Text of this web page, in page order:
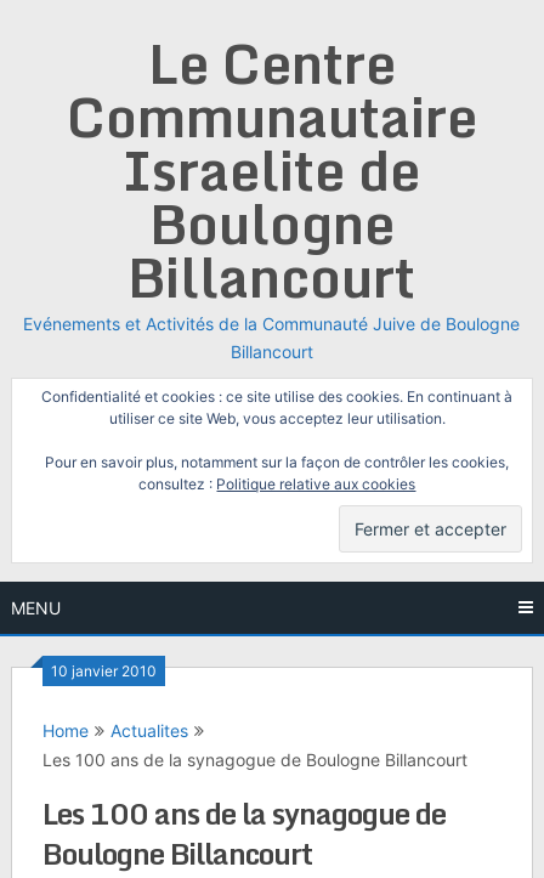
Le Centre
Communautaire
Israelite de
Boulogne
Billancourt
Evénements et Activités de la Communauté Juive de Boulogne
Billancourt
Confidentialité et cookies : ce site utilise des cookies. En continuant à
utiliser ce site Web, vous acceptez leur utilisation.
Pour en savoir plus, notamment sur la façon de contrôler les cookies,
consultez : Politique relative aux cookies
MENU
10 janvier 2010
Home
Actualites
Les 100 ans de la synagogue de Boulogne Billancourt
Les 100 ans de la synagogue de
Boulogne Billancourt